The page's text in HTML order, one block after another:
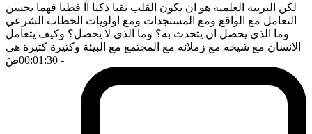
لكن التربية العلمية هو ان يكون القلب نقيا ذكيا آآ فطنا فهما يحسن
التعامل مع الواقع ومع المستجدات ومع اولويات الخطاب الشرعي
وما الذي يحصل ان يتحدث به؟ وما الذي لا يحصل؟ وكيف يتعامل
الانسان مع شيخه مع زملائه مع المجتمع مع البيئة وكثيرة كثيرة هي
- 00:01:30
ضَ